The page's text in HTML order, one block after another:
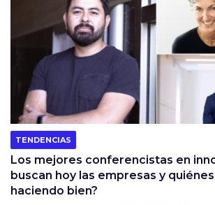
TENDENCIAS
Los mejores conferencistas en
buscan hoy las empresas y
haciendo bien?